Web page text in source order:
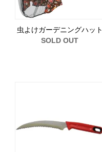
虫よけガーデニングハット
SOLD OUT